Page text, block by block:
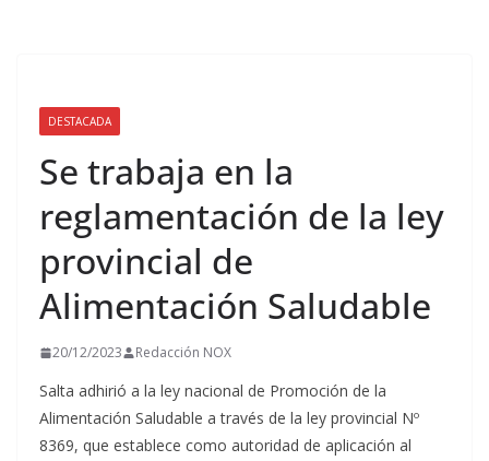
DESTACADA
Se trabaja en la
reglamentación de la ley
provincial de
Alimentación Saludable
20/12/2023 Redacción NOX
Salta adhirió a la ley nacional de Promoción de la
Alimentación Saludable a través de la ley provincial Nº
8369, que establece como autoridad de aplicación al